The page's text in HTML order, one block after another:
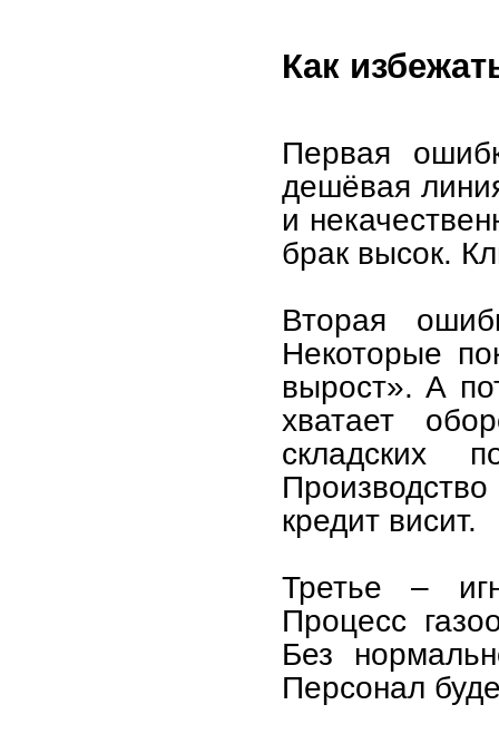
Как
Первая
дешёвая
и
брак высок.
Вторая
Некоторые
вырост». А
хватает
складских
кредит висит.
Третье –
Процесс
Без
Персонал